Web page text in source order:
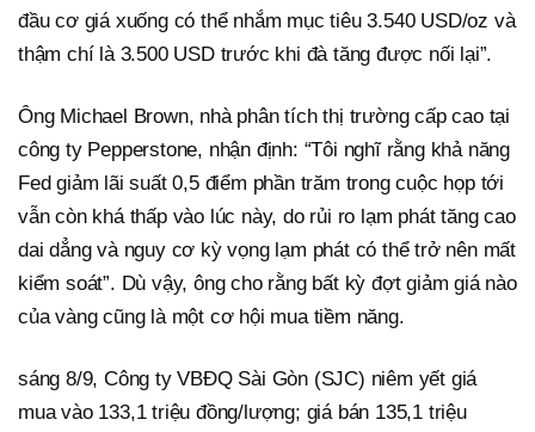
đầu cơ giá xuống có thể nhắm mục tiêu 3.540 USD/oz và
thậm chí là 3.500 USD trước khi đà tăng được nối lại”.
Ông Michael Brown, nhà phân tích thị trường cấp cao tại
công ty Pepperstone, nhận định: “Tôi nghĩ rằng khả năng
Fed giảm lãi suất 0,5 điểm phần trăm trong cuộc họp tới
vẫn còn khá thấp vào lúc này, do rủi ro lạm phát tăng cao
dai dẳng và nguy cơ kỳ vọng lạm phát có thể trở nên mất
kiểm soát”. Dù vậy, ông cho rằng bất kỳ đợt giảm giá nào
của vàng cũng là một cơ hội mua tiềm năng.
sáng 8/9, Công ty VBĐQ Sài Gòn (SJC) niêm yết giá
mua vào 133,1 triệu đồng/lượng; giá bán 135,1 triệu